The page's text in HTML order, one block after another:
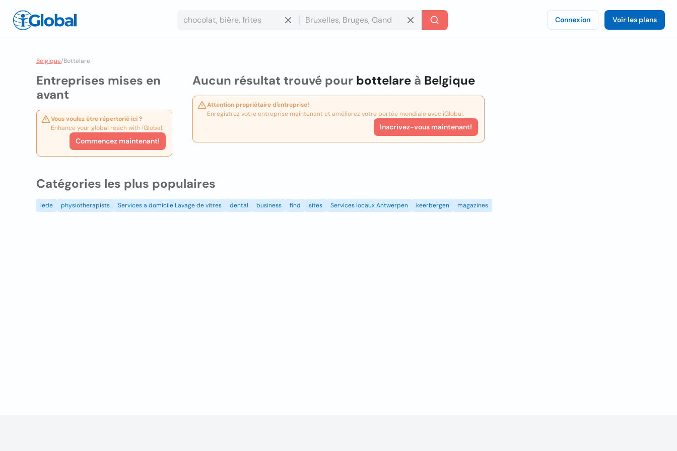
Connexion Voir les plans
Belgique/Bottelare
Entreprises mises en
avant
Vous voulez être répertorié ici ?
Enhance your global reach with iGlobal.
Commencez maintenant!
Aucun résultat trouvé pour bottelareà Belgique
Attention propriétaire d'entreprise!
Enregistrez votre entreprise maintenant et améliorez votre portée mondiale avec iGlobal.
Inscrivez-vous maintenant!
Catégories les plus populaires
lede physiotherapists Services a domicile Lavage de vitres dental business find sites Services locaux Antwerpen keerbergen magazines